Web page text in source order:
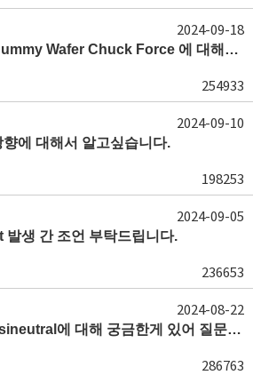
ESC 사용 공정에서 Dummy Wafer Chuck Force 에 대해서 궁급합니다
254933
2024-09-18
에 대해서 알고싶습니다.
198253
2024-09-10
발생 간 조언 부탁드립니다.
236653
2024-09-05
RF플라즈마에서 quasineutral에 대해 궁금한게 있어 질문글 올립니다.[quasineutral]
286763
2024-08-22